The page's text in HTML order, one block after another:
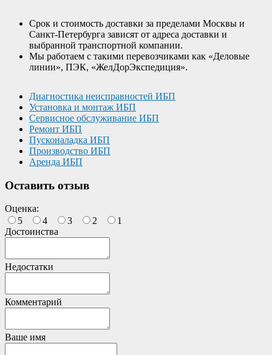
Срок и стоимость доставки за пределами Москвы и
Санкт-Петербурга зависят от адреса доставки и
выбранной транспортной компании.
Мы работаем с такими перевозчиками как «Деловые
линии», ПЭК, «ЖелДорЭкспедиция».
Диагностика неисправностей ИБП
Установка и монтаж ИБП
Сервисное обслуживание ИБП
Ремонт ИБП
Пусконаладка ИБП
Производство ИБП
Аренда ИБП
Оставить отзыв
Оценка:
5
4 3 2
1
Достоинства
Недостатки
Комментарий
Ваше имя